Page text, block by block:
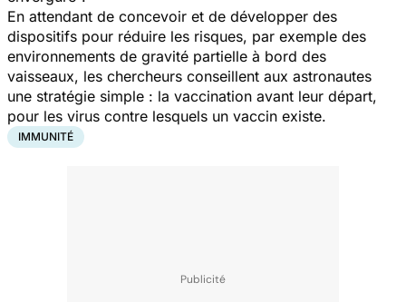
En attendant de concevoir et de développer des
dispositifs pour réduire les risques, par exemple des
environnements de gravité partielle à bord des
vaisseaux, les chercheurs conseillent aux astronautes
une stratégie simple : la vaccination avant leur départ,
pour les virus contre lesquels un vaccin existe.
IMMUNITÉ